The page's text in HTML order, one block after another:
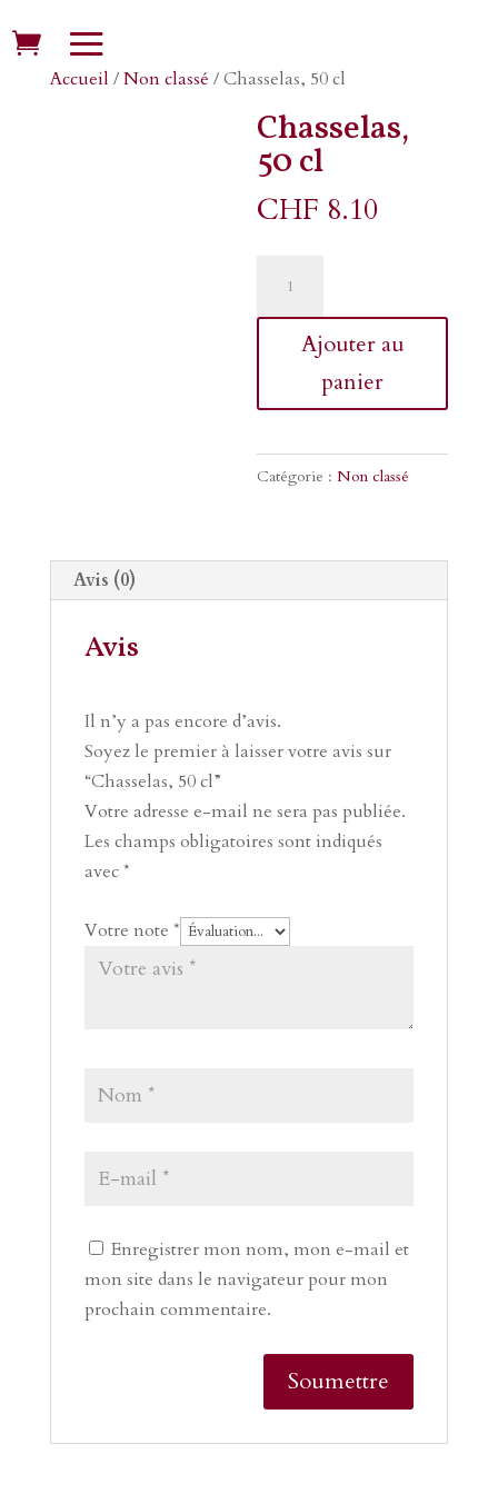
Accueil /Non classé / Chasselas, 50 cl
Chasselas,
50 cl
CHF 8.10
Ajouter au
panier
Catégorie :Non classé
Avis (0)
Avis
Il n’y a pas encore d’avis.
Soyez le premier à laisser votre avis sur
“Chasselas, 50 cl”
Votre adresse e-mail ne sera pas publiée.
Les champs obligatoires sont indiqués
avec*
Votre note *
Enregistrer mon nom, mon e-mail et
mon site dans le navigateur pour mon
prochain commentaire.